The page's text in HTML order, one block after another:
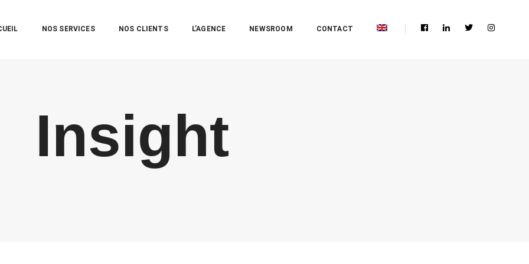
NOS SERVICES NOS CLIENTS L’AGENCE NEWSROOM CONTACT
Insight